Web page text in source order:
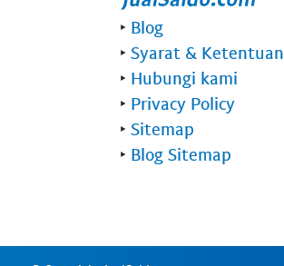
‣ Blog
‣ Syarat & Ketentuan
‣ Hubungi kami
‣ Privacy Policy
‣ Sitemap
‣ Blog Sitemap